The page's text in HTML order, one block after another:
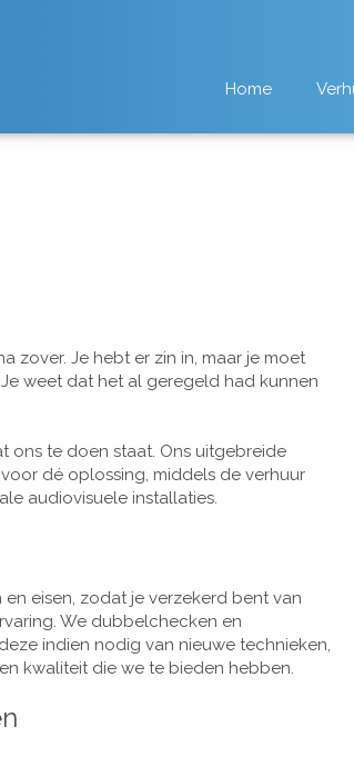
Home
zover. Je hebt er zin in, maar je moet
weet dat het al geregeld had kunnen
ons te doen staat. Ons uitgebreide
dé oplossing, middels de verhuur
audiovisuele installaties.
eisen, zodat je verzekerd bent van
We dubbelchecken en
indien nodig van nieuwe technieken,
kwaliteit die we te bieden hebben.